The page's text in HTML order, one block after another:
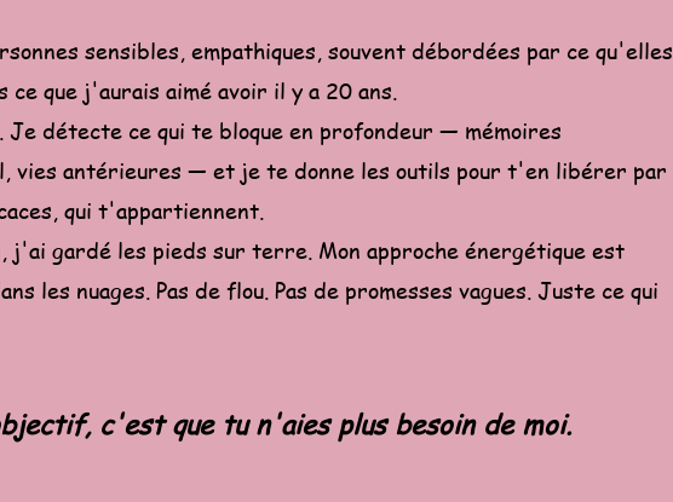
sensibles, empathiques, souvent débordées par ce qu'elles
que j'aurais aimé avoir il y a 20 ans.
détecte ce qui te bloque en profondeur — mémoires
vies antérieures — et je te donne les outils pour t'en libérer par
qui t'appartiennent.
j'ai gardé les pieds sur terre. Mon approche énergétique est
les nuages. Pas de flou. Pas de promesses vagues. Juste ce qui
c'est que tu n'aies plus besoin de moi.